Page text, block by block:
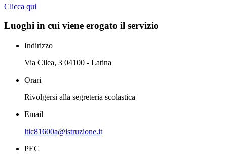
Clicca qui
Luoghi in cui viene erogato il servizio
Indirizzo
Via Cilea, 3 04100 - Latina
Orari
Rivolgersi alla segreteria scolastica
Email
ltic81600a@istruzione.it
PEC